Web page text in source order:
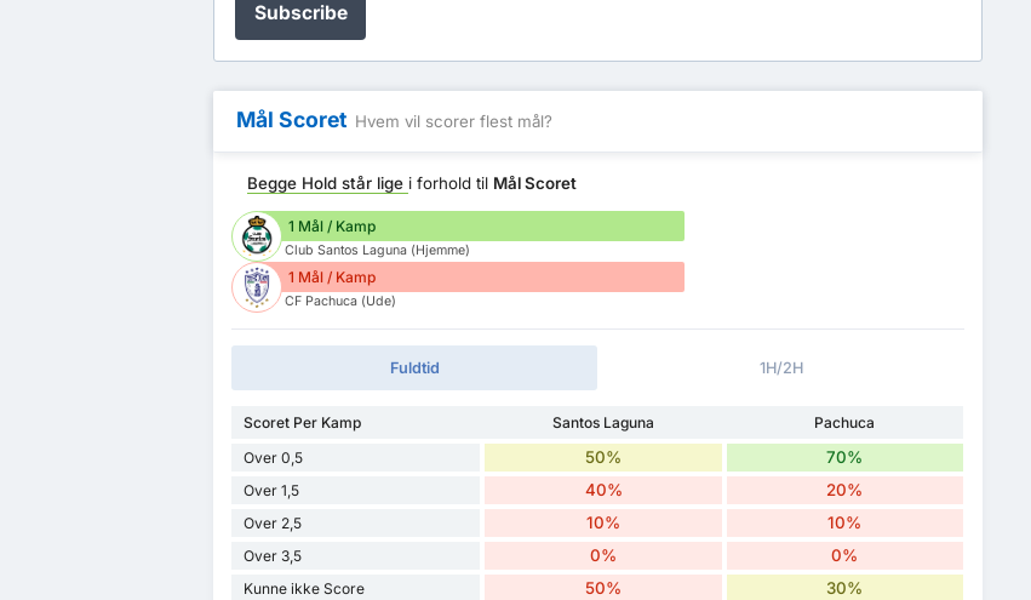
Subscribe
Mål Scoret Hvem vil scorer flest mål?
Begge Hold står lige i forhold til Mål Scoret
1 Mål / Kamp
Club Santos Laguna (Hjemme)
1 Mål / Kamp
CF Pachuca (Ude)
Fuldtid 1H/2H
Scoret Per Kamp Santos Laguna
Pachuca
Over 0,5
50% 70%
Over 1,5 40% 20%
Over 2,5 10% 10%
Over 3,5 0% 0%
Kunne ikke Score 50% 30%